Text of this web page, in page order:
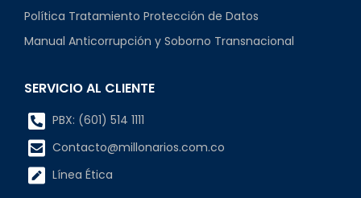
Política Tratamiento Protección de Datos
Manual Anticorrupción y Soborno Transnacional
SERVICIO AL CLIENTE
PBX: (601) 514 1111
Contacto@millonarios.com.co
Línea Ética